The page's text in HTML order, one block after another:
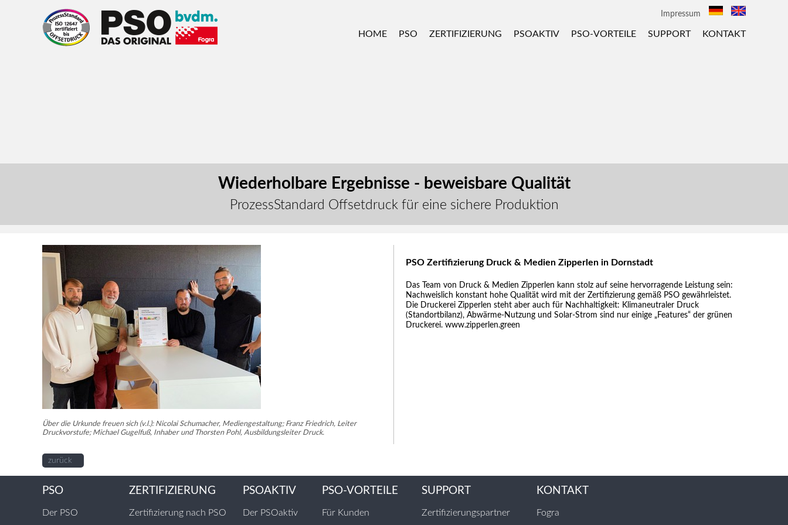
Impressum
HOME PSO ZERTIFIZIERUNG PSOAKTIV PSO-VORTEILE SUPPORT KONTAKT
Wiederholbare Ergebnisse - beweisbare Qualität
ProzessStandard Offsetdruck für eine sichere Produktion
Über die Urkunde freuen sich (v.l.): Nicolai Schumacher, Mediengestaltung; Franz Friedrich, Leiter
Druckvorstufe; Michael Gugelfuß, Inhaber und Thorsten Pohl, Ausbildungsleiter Druck.
PSO Zertifizierung Druck & Medien Zipperlen in Dornstadt
Das Team von Druck & Medien Zipperlen kann stolz auf seine hervorragende Leistung sein:
Nachweislich konstant hohe Qualität wird mit der Zertifizierung gemäß PSO gewährleistet.
Die Druckerei Zipperlen steht aber auch für Nachhaltigkeit: Klimaneutraler Druck
(Standortbilanz), Abwärme-Nutzung und Solar-Strom sind nur einige „Features“ der grünen
Druckerei. www.zipperlen.green
zurück
PSO
Der PSO
ZERTIFIZIERUNG
Zertifizierung nach PSO
PSOAKTIV
Der PSOaktiv
PSO-VORTEILE
Für Kunden
SUPPORT
Zertifizierungspartner
KONTAKT
Fogra